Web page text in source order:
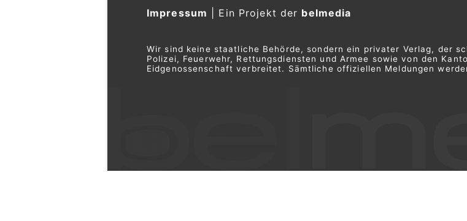
Impressum Ein Projekt der belmedia
Wir sind keine staatliche Behörde, sondern ein privater Verlag, der
Polizei, Feuerwehr, Rettungsdiensten und Armee sowie von den
Eidgenossenschaft verbreitet. Sämtliche offiziellen Meldungen